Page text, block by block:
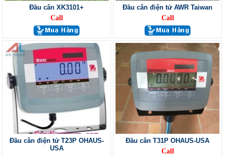
Đầu cân XK3101+
Call
Đầu cân điện tử AWR Taiwan
Call
Đầu cân điện tử T23P OHAUS-
USA
Đầu cân T31P OHAUS-USA
Call